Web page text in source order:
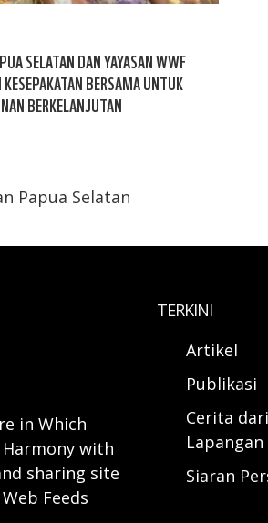
SELATAN DAN YAYASAN WWF
BERSAMA UNTUK
BERKELANJUTAN
Papua Selatan
in Which
with
sharing site
Feeds
TERKINI
Artikel
Publikasi
Cerita dari
Lapangan
Siaran